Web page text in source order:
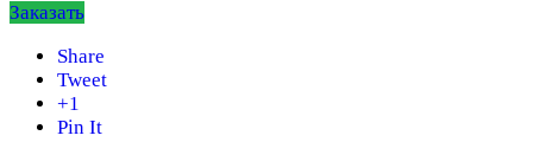
Заказать
Share
Tweet
+1
Pin It